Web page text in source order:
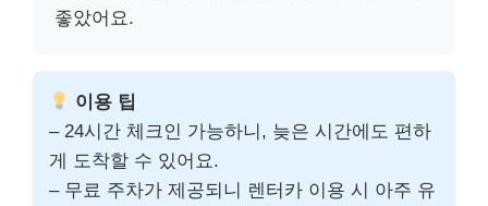
좋았어요.
이용 팁
– 24시간 체크인 가능하니, 늦은 시간에도 편하
게 도착할 수 있어요.
– 무료 주차가 제공되니 렌터카 이용 시 아주 유